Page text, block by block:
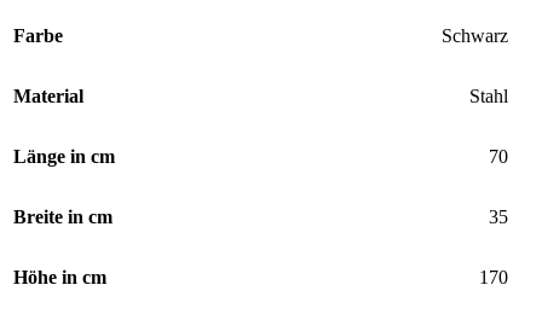
Farbe Schwarz
Material Stahl
Länge in cm 70
Breite in cm 35
Höhe in cm 170